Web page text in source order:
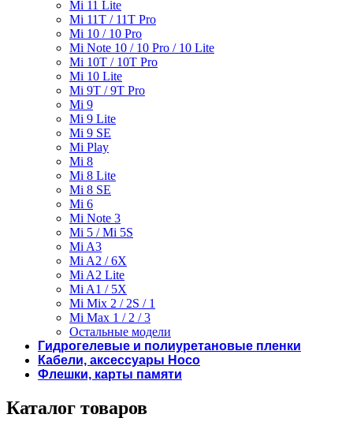
Mi 11 Lite
Mi 11T / 11T Pro
Mi 10 / 10 Pro
Mi Note 10 / 10 Pro / 10 Lite
Mi 10T / 10T Pro
Mi 10 Lite
Mi 9T / 9T Pro
Mi 9
Mi 9 Lite
Mi 9 SE
Mi Play
Mi 8
Mi 8 Lite
Mi 8 SE
Mi 6
Mi Note 3
Mi 5 / Mi 5S
Mi A3
Mi A2 / 6X
Mi A2 Lite
Mi A1 / 5X
Mi Mix 2 / 2S / 1
Mi Max 1 / 2 / 3
Остальные модели
Гидрогелевые и полиуретановые пленки
Кабели, аксессуары Hoco
Флешки, карты памяти
Каталог товаров